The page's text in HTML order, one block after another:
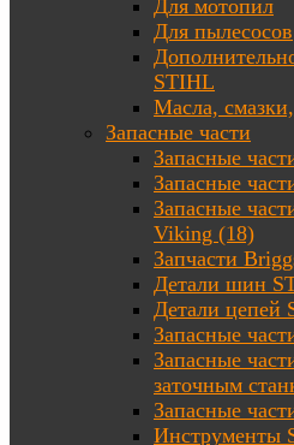
Для мотопил
Для пылесосов
STIHL
Масла,
Запасные части
Запасные
Запасные
Запасные
Viking (18)
Запчасти
Детали шин
Детали цепей
Запасные
Запасные
заточным
Запасные
Инструменты